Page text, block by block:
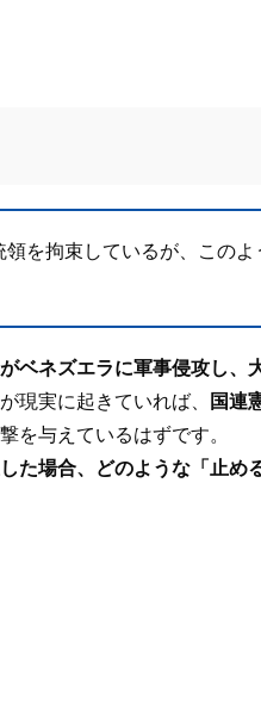
を拘束しているが、このよ
ベネズエラに軍事侵攻し、
現実に起きていれば、 国連
を与えているはずです。
た場合、どのような「止め